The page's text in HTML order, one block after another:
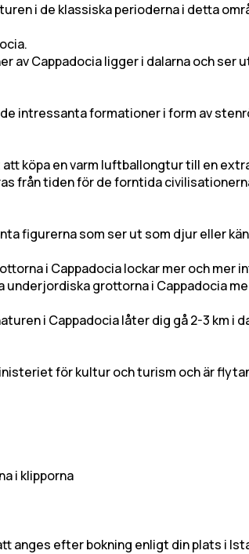
i de klassiska perioderna i detta
av Cappadocia ligger i dalarna och ser
intressanta formationer i form av
köpa en varm luftballongtur till en
från tiden för de forntida
figurerna som ser ut som djur eller
i Cappadocia lockar mer och mer
underjordiska grottorna i Cappadocia
i Cappadocia låter dig gå 2-3 km i
för kultur och turism och är
i klipporna
anges efter bokning enligt din plats i